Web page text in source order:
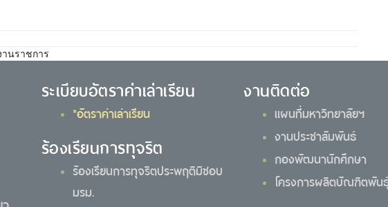
นราชการ
ระเบียบอัตราค่าเล่าเรียน
*อัตราค่าเล่าเรียน
ร้องเรียนการทุจริต
ร้องเรียนการทุจริตประพฤติมิชอบ
มรม.
งานติดต่อ
แผนที่มหาวิทยาลัยฯ
งานประชาสัมพันธ์
กองพัฒนานักศึกษา
โครงการผลิตบัณฑิตพัน